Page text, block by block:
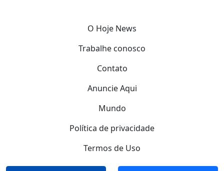
O Hoje News
Trabalhe conosco
Contato
Anuncie Aqui
Mundo
Política de privacidade
Termos de Uso